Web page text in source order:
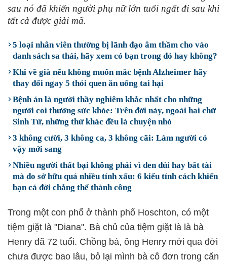
sau nó đã khiến người phụ nữ lớn tuổi ngất đi sau khi
tất cả được giải mã.
5 loại nhân viên thường bị lãnh đạo âm thầm cho vào
danh sách sa thải, hãy xem có bạn trong đó hay không?
Khi về già nếu không muốn mắc bệnh Alzheimer hãy
thay đổi ngay 5 thói quen ăn uống tai hại
Bệnh án là người thầy nghiêm khắc nhất cho những
người coi thường sức khỏe: Trên đời này, ngoài hai chữ
Sinh Tử, những thứ khác đều là chuyện nhỏ
3 không cười, 3 không ca, 3 không cãi: Làm người có
vậy mới sang
Nhiều người thất bại không phải vì đen đủi hay bất tài
mà do sở hữu quá nhiều tính xấu: 6 kiểu tính cách khiến
bạn cả đời chẳng thể thành công
Trong một con phố ở thành phố Hoschton, có một
tiệm giặt là "Diana". Bà chủ của tiệm giặt là là bà
Henry đã 72 tuổi. Chồng bà, ông Henry mới qua đời
chưa được bao lâu, bỏ lại mình bà cô đơn trong căn